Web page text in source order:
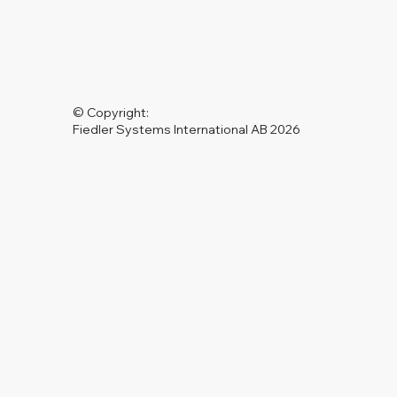
© Copyright:
Fiedler Systems International AB 2026